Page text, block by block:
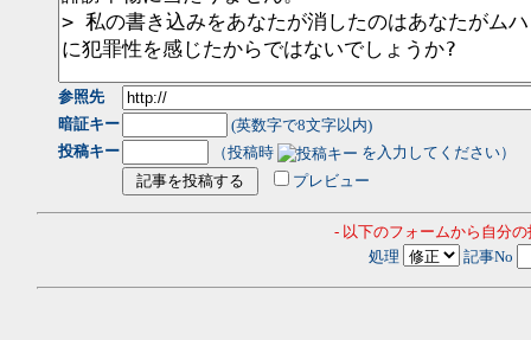
参照先
暗証キー
(英数字で8文字以内)
投稿キー
（投稿時
を入力してください）
プレビュー
- 以下のフォームから自分
処理
記事No